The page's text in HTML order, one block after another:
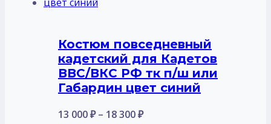
Костюм повседневный
кадетский для Кадетов
ВВС/ВКС РФ тк п/ш или
Габардин цвет синий
13 000₽ – 18 300₽Диапазон